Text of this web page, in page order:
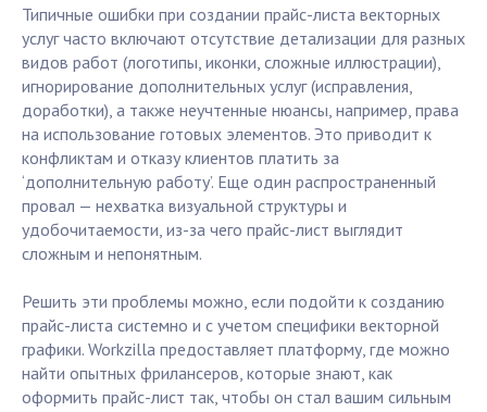
Типичные ошибки при создании прайс-листа векторных
услуг часто включают отсутствие детализации для разных
видов работ (логотипы, иконки, сложные иллюстрации),
игнорирование дополнительных услуг (исправления,
доработки), а также неучтенные нюансы, например, права
на использование готовых элементов. Это приводит к
конфликтам и отказу клиентов платить за
‘дополнительную работу’. Еще один распространенный
провал — нехватка визуальной структуры и
удобочитаемости, из-за чего прайс-лист выглядит
сложным и непонятным.
Решить эти проблемы можно, если подойти к созданию
прайс-листа системно и с учетом специфики векторной
графики. Workzilla предоставляет платформу, где можно
найти опытных фрилансеров, которые знают, как
оформить прайс-лист так, чтобы он стал вашим сильным